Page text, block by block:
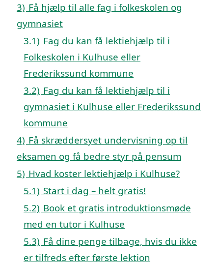
3) Få hjælp til alle fag i folkeskolen og
gymnasiet
3.1) Fag du kan få lektiehjælp til i
Folkeskolen i Kulhuse eller
Frederikssund kommune
3.2) Fag du kan få lektiehjælp til i
gymnasiet i Kulhuse eller Frederikssund
kommune
4) Få skræddersyet undervisning op til
eksamen og få bedre styr på pensum
5) Hvad koster lektiehjælp i Kulhuse?
5.1) Start i dag – helt gratis!
5.2) Book et gratis introduktionsmøde
med en tutor i Kulhuse
5.3) Få dine penge tilbage, hvis du ikke
er tilfreds efter første lektion